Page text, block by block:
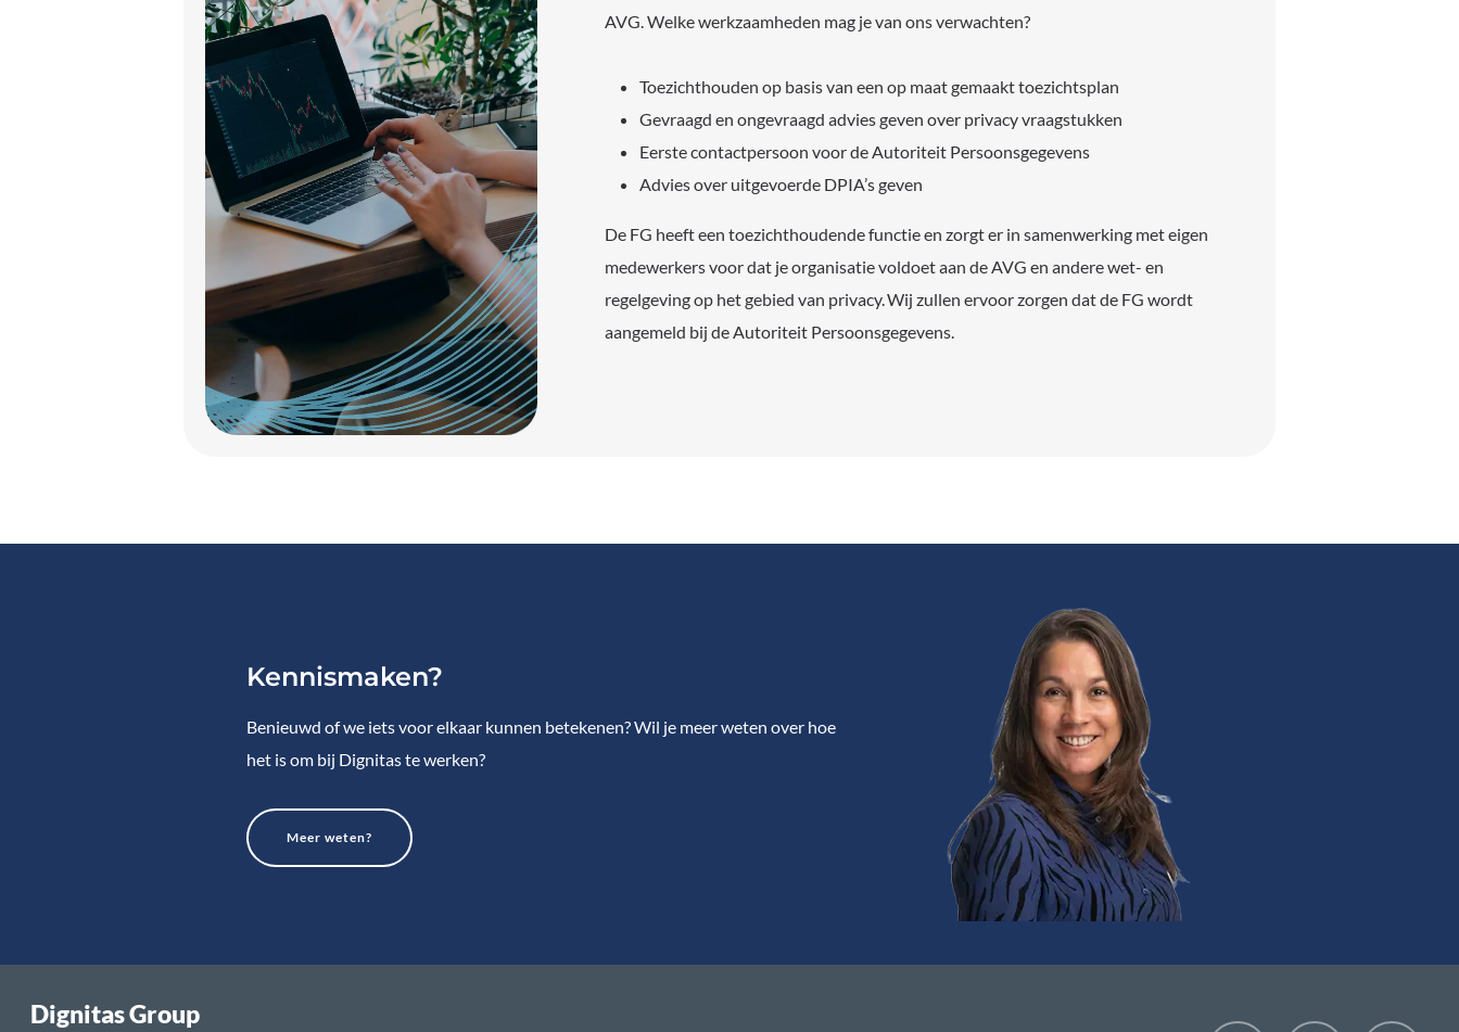
AVG. Welke werkzaamheden mag je van ons verwachten?
Toezichthouden op basis van een op maat gemaakt toezichtsplan
Gevraagd en ongevraagd advies geven over privacy vraagstukken
Eerste contactpersoon voor de Autoriteit Persoonsgegevens
Advies over uitgevoerde DPIA’s geven
De FG heeft een toezichthoudende functie en zorgt er in samenwerking met eigen
medewerkers voor dat je organisatie voldoet aan de AVG en andere wet- en
regelgeving op het gebied van privacy. Wij zullen ervoor zorgen dat de FG wordt
aangemeld bij de Autoriteit Persoonsgegevens.
Kennismaken?
Benieuwd of we iets voor elkaar kunnen betekenen? Wil je meer weten over hoe
het is om bij Dignitas te werken?
Meer weten?
Dignitas Group